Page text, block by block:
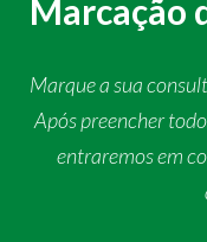
Marcação
Marque a sua
Após preencher
entraremos em